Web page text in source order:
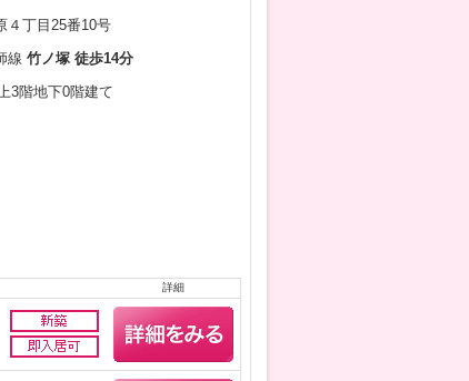
４丁目25番10号
線 竹ノ塚 徒歩14分
3階地下0階建て
詳細